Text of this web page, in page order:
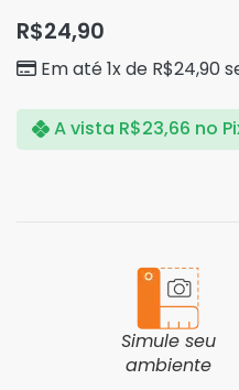
R$24,90
Em até 1x de R$24,90
A vista R$23,66 no
Simule seu
ambiente